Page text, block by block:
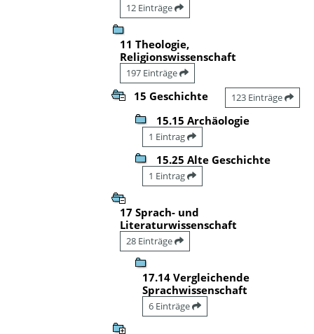
12 Einträge
11 Theologie,
Religionswissenschaft
197 Einträge
15 Geschichte 123 Einträge
15.15 Archäologie
1 Eintrag
15.25 Alte Geschichte
1 Eintrag
17 Sprach- und
Literaturwissenschaft
28 Einträge
17.14 Vergleichende
Sprachwissenschaft
6 Einträge